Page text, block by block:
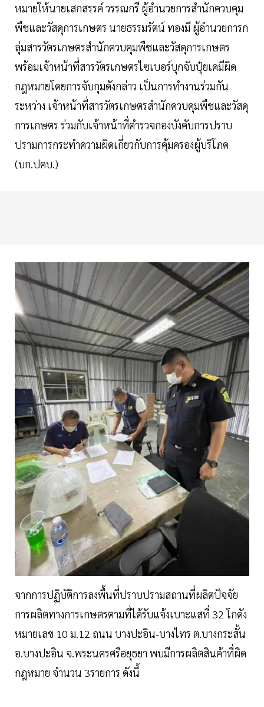
หมายให้นายเสกสรรค์ วรรณกรี ผู้อำนวยการสำนักควบคุม
พืชและวัสดุการเกษตร นายธรรมรัตน์ ทองมี ผู้อำนวยการก
ลุ่มสารวัตรเกษตรสำนักควบคุมพืชและวัสดุการเกษตร
พร้อมเจ้าหน้าที่สารวัตรเกษตรไซเบอร์บุกจับปุ๋ยเคมีผิด
กฎหมายโดยการจับกุมดังกล่าว เป็นการทำงานร่วมกัน
ระหว่าง เจ้าหน้าที่สารวัตรเกษตรสำนักควบคุมพืชและวัสดุ
การเกษตร ร่วมกับเจ้าหน้าที่ตำรวจกองบังคับการปราบ
ปรามการกระทำความผิดเกี่ยวกับการคุ้มครองผู้บริโภค
(บก.ปคบ.)
จากการปฏิบัติการลงพื้นที่ปราบปรามสถานที่ผลิตปัจจัย
การผลิตทางการเกษตรตามที่ได้รับแจ้งเบาะแสที่ 32 โกดัง
หมายเลข 10 ม.12 ถนน บางปะอิน-บางไทร ต.บางกระสั้น
อ.บางปะอิน จ.พระนครศรีอยุธยา พบมีการผลิตสินค้าที่ผิด
กฎหมาย จำนวน 3รายการ ดังนี้